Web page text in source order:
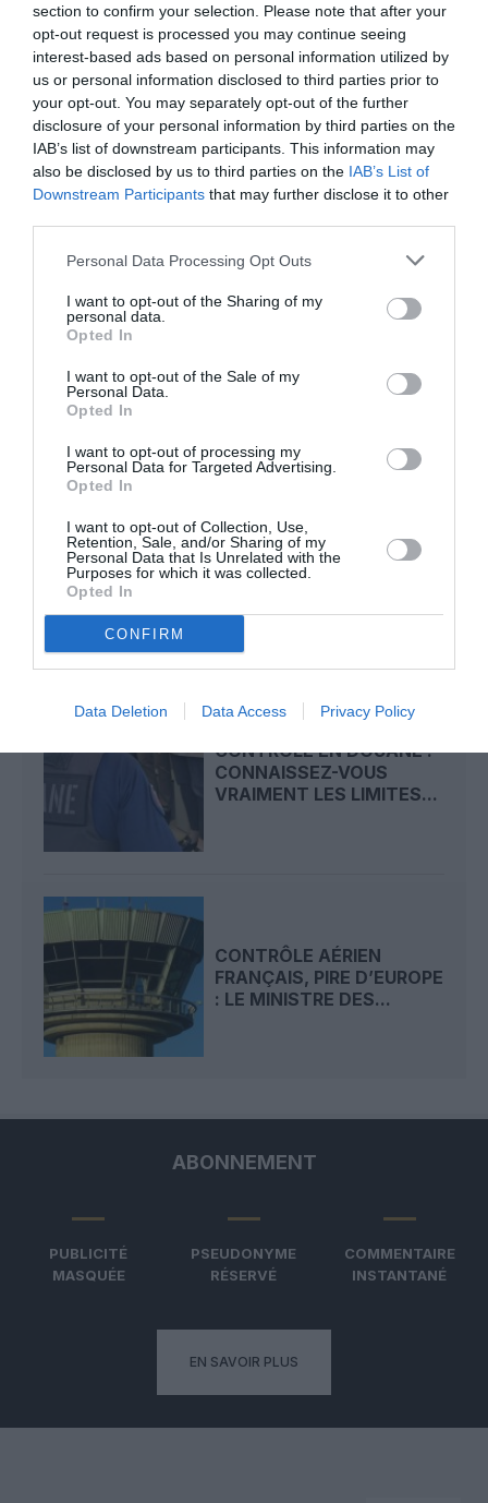
section to confirm your selection. Please note that after your
opt-out request is processed you may continue seeing
interest-based ads based on personal information utilized by
us or personal information disclosed to third parties prior to
your opt-out. You may separately opt-out of the further
disclosure of your personal information by third parties on the
IAB’s list of downstream participants. This information may
also be disclosed by us to third parties on the IAB’s List of
Downstream Participants that may further disclose it to other
Personal Data Processing Opt Outs
I want to opt-out of the Sharing of my
personal data.
Opted In
I want to opt-out of the Sale of my
Personal Data.
Opted In
I want to opt-out of processing my
Personal Data for Targeted Advertising.
Opted In
I want to opt-out of Collection, Use,
Retention, Sale, and/or Sharing of my
Personal Data that Is Unrelated with the
Purposes for which it was collected.
Opted In
CONFIRM
Data Deletion Data Access Privacy Policy
DERNIERS COMMENTAIRES
atplhkt
Contrôles aux frontières entre l’Espagne et l’Italie : des
arrivées plus longues, des correspondances à risque
Manfoua commenté l'article :
une saison record malgré le contexte géopolitique
LIRE AUSSI
FRAPORT MAINTIENT SES
OBJECTIFS 2026 MALGRÉ
CONTRÔLE EN DOUANE :
CONNAISSEZ-VOUS
VRAIMENT LES LIMITES...
CONTRÔLE AÉRIEN
FRANÇAIS, PIRE D’EUROPE
: LE MINISTRE DES...
ABONNEMENT
PUBLICITÉ
MASQUÉE
PSEUDONYME
RÉSERVÉ
COMMENTAIRE
INSTANTANÉ
EN SAVOIR PLUS